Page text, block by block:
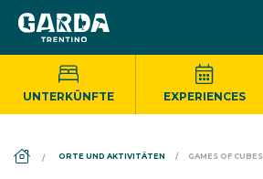
UNTERKÜNFTE EXPERIENCES
ORTE UND AKTIVITÄTEN GAMES OF